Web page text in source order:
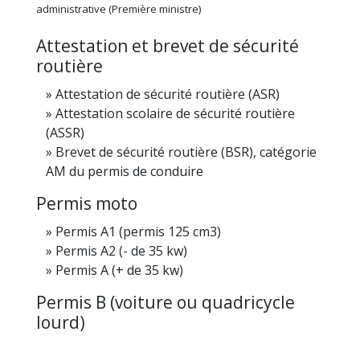
administrative (Première ministre)
Attestation et brevet de sécurité
routière
Attestation de sécurité routière (ASR)
Attestation scolaire de sécurité routière
(ASSR)
Brevet de sécurité routière (BSR), catégorie
AM du permis de conduire
Permis moto
Permis A1 (permis 125 cm3)
Permis A2 (- de 35 kw)
Permis A (+ de 35 kw)
Permis B (voiture ou quadricycle
lourd)